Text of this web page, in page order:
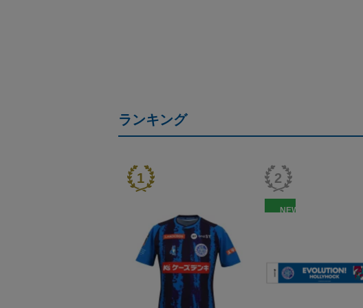
ランキング
NEW